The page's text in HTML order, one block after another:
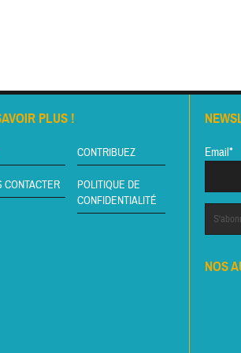
PLUS !
CONTRIBUEZ
CONTACTER
POLITIQUE DE
CONFIDENTIALITÉ
Email*
NOS